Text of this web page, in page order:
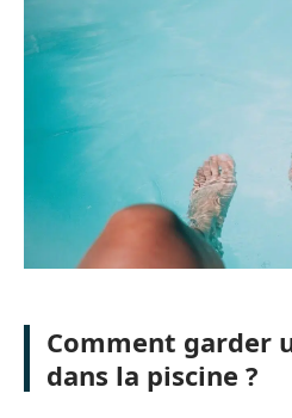
Comment garder
dans la piscine ?